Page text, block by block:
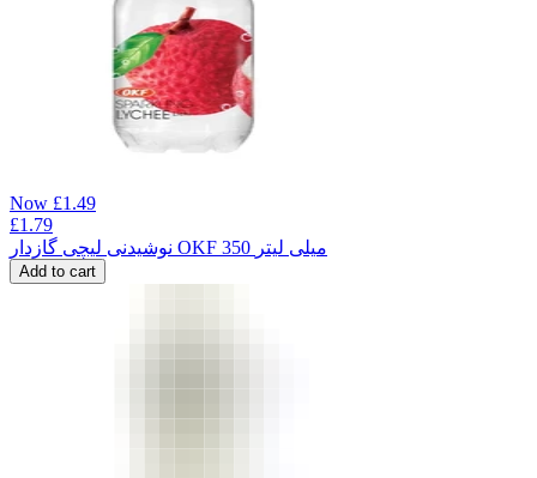
Now £1.49
£1.79
نوشیدنی لیچی گازدار OKF 350 میلی لیتر
Add to cart